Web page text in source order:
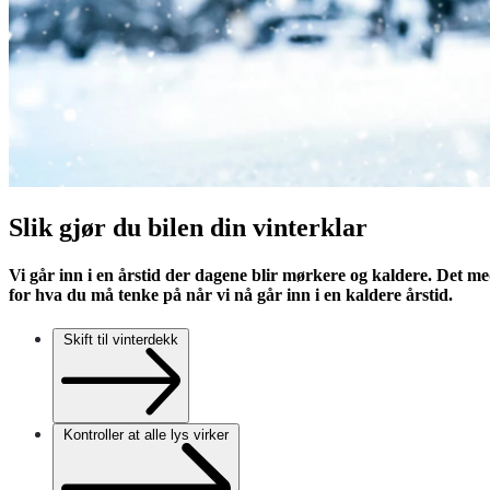
Slik gjør du bilen din vinterklar
Vi går inn i en årstid der dagene blir mørkere og kaldere. Det
for hva du må tenke på når vi nå går inn i en kaldere årstid.
Skift til vinterdekk
Kontroller at alle lys virker